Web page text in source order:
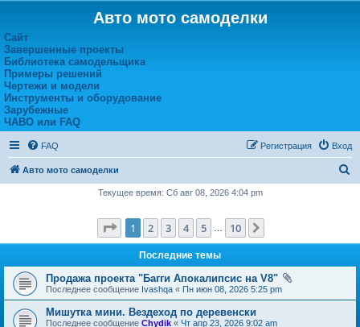
Авто мото самоделки
Сайт
Завершенные проекты
Библиотека самодельщика
Примеры решений
Чертежи и модели
Инструменты и оборудование
Зарубежные
ЧАВО или FAQ
FAQ Вход
Регистрация
Авто мото самоделки
к
Текущее время: Сб авг 08, 2026 4:04 pm
Страница из 10
1 2 3 4 5 10
Последние темы
Продажа проекта "Багги Апокалипсис на V8"
Последнее сообщение Ivashqa « Пн июн 08, 2026 5:25 pm
Мишутка мини. Вездеход по деревенски
Последнее сообщение Chydik « Чт апр 23, 2026 9:02 am